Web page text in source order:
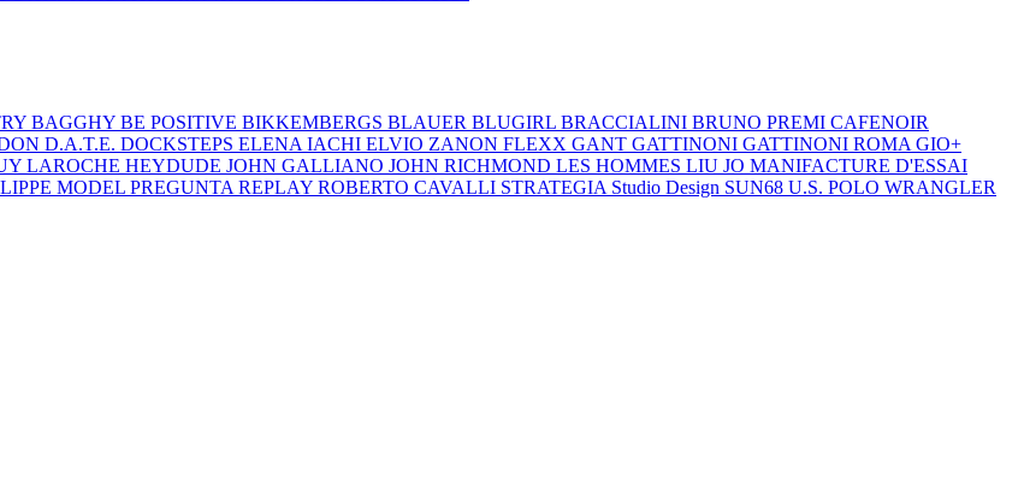
BAGGHY BE POSITIVE BIKKEMBERGS BLAUER BLUGIRL BRACCIALINI BRUNO PREMI CAFENOIR
D.A.T.E. DOCKSTEPS ELENA IACHI ELVIO ZANON FLEXX GANT GATTINONI GATTINONI ROMA GIO+
LAROCHE HEYDUDE JOHN GALLIANO JOHN RICHMOND LES HOMMES LIU JO MANIFACTURE D'ESSAI
MODEL PREGUNTA REPLAY ROBERTO CAVALLI STRATEGIA Studio Design SUN68 U.S. POLO WRANGLER